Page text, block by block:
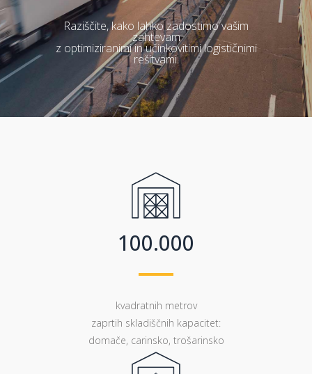
Raziščite, kako lahko zadostimo vašim
zahtevam
z optimiziranimi in učinkovitimi logističnimi
rešitvami.
100.000
kvadratnih metrov
zaprtih skladiščnih kapacitet:
domače, carinsko, trošarinsko
0
1
2
3
4
5